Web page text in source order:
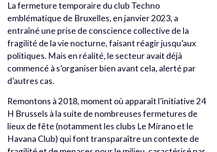
La fermeture temporaire du club Techno
emblématique de Bruxelles, en janvier 2023, a
entraîné une prise de conscience collective de la
fragilité de la vie nocturne, faisant réagir jusqu’aux
politiques. Mais en réalité, le secteur avait déjà
commencé à s’organiser bien avant cela, alerté par
d’autres cas.
Remontons à 2018, moment où apparaît l’initiative 24
H Brussels à la suite de nombreuses fermetures de
lieux de fête (notamment les clubs Le Mirano et le
Havana Club) qui font transparaître un contexte de